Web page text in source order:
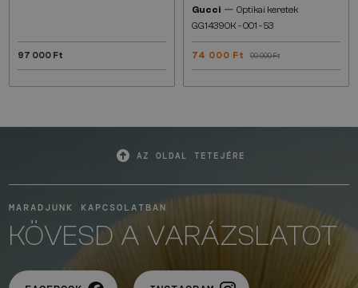
97 000 Ft
Gucci — Optikai keretek
GG1439OK - 001 - 53
74 000 Ft 90 000 Ft
AZ OLDAL TETEJÉRE
MARADJUNK KAPCSOLATBAN
KÖVESD A VARÁZSLATOT